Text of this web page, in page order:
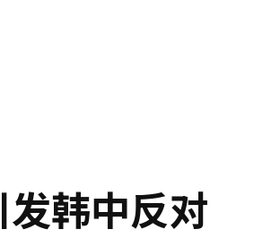
韩中反对